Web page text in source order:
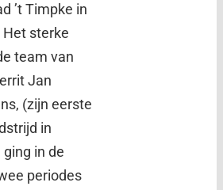
’t Timpke in
Het sterke
team van
Jan
(zijn eerste
in
ging in de
periodes